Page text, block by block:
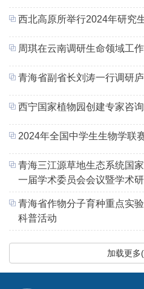
西北高原所举行2024年研究
周琪在云南调研生命领域工作
青海省副省长刘涛一行调研
西宁国家植物园创建专家咨
2024年全国中学生生物学联
青海三江源草地生态系统国
一届学术委员会会议暨学术
青海省作物分子育种重点实
科普活动
加载更多